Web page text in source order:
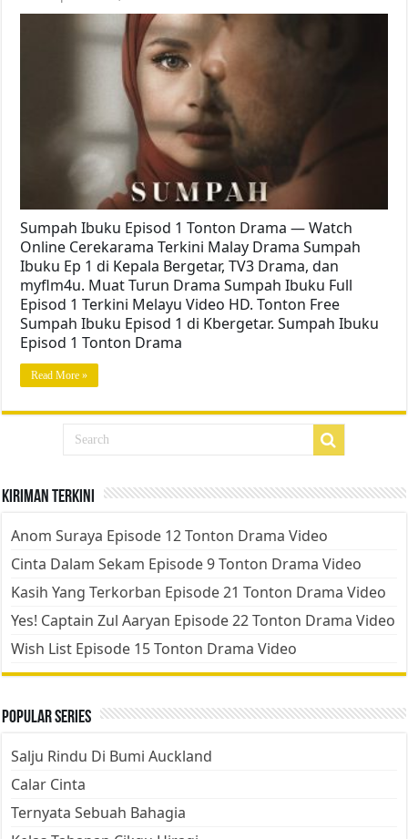
Sumpah Ibuku Episod 1 Tonton Drama — Watch
Online Cerekarama Terkini Malay Drama Sumpah
Ibuku Ep 1 di Kepala Bergetar, TV3 Drama, dan
myflm4u. Muat Turun Drama Sumpah Ibuku Full
Episod 1 Terkini Melayu Video HD. Tonton Free
Sumpah Ibuku Episod 1 di Kbergetar. Sumpah Ibuku
Episod 1 Tonton Drama
Read More »
Kiriman Terkini
Anom Suraya Episode 12 Tonton Drama Video
Cinta Dalam Sekam Episode 9 Tonton Drama Video
Kasih Yang Terkorban Episode 21 Tonton Drama Video
Yes! Captain Zul Aaryan Episode 22 Tonton Drama Video
Wish List Episode 15 Tonton Drama Video
Popular Series
Salju Rindu Di Bumi Auckland
Calar Cinta
Ternyata Sebuah Bahagia